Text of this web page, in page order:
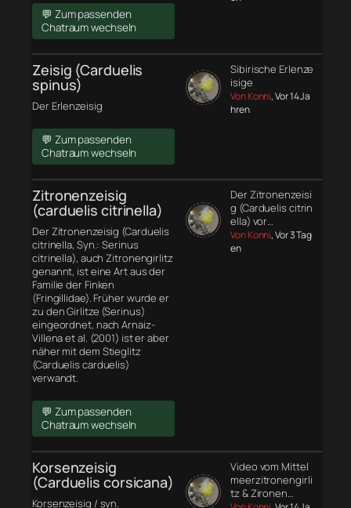
💬 Zum passenden
Chatraum wechseln
Zeisig (Carduelis
spinus)
Der Erlenzeisig
💬 Zum passenden
Chatraum wechseln
Sibirische Erlenze
isige
Von Konni, Vor 14 Ja
hren
Zitronenzeisig
(carduelis citrinella)
Der Zitronenzeisig (Carduelis
citrinella, Syn.: Serinus
citrinella), auch Zitronengirlitz
genannt, ist eine Art aus der
Familie der Finken
(Fringillidae). Früher wurde er
zu den Girlitze (Serinus)
eingeordnet, nach Arnaiz-
Villena et al. (2001) ist er aber
näher mit dem Stieglitz
(Carduelis carduelis)
verwandt.
💬 Zum passenden
Chatraum wechseln
Der Zitronenzeisi
g (Carduelis citrin
ella) vor…
Von Konni, Vor 3 Tag
en
Korsenzeisig
(Carduelis corsicana)
Korsenzeisig / syn.
Video vom Mittel
meerzitronengirli
tz & Zironen…